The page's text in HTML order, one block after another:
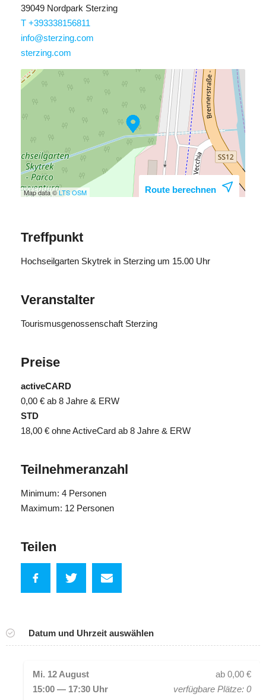
39049 Nordpark Sterzing
T +393338156811
info@sterzing.com
sterzing.com
Map data ©LTSOSM Route berechnen
Treffpunkt
Hochseilgarten Skytrek in Sterzing um 15.00 Uhr
Veranstalter
Tourismusgenossenschaft Sterzing
Preise
activeCARD
0,00 € ab 8 Jahre & ERW
STD
18,00 € ohne ActiveCard ab 8 Jahre & ERW
Teilnehmeranzahl
Minimum: 4 Personen
Maximum: 12 Personen
Teilen